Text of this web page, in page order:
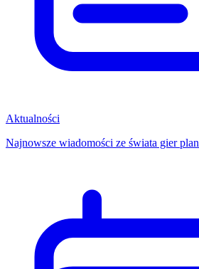
Aktualności
Najnowsze wiadomości ze świata gier